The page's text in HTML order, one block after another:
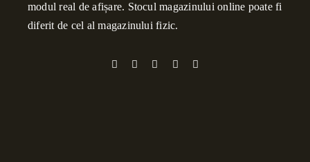
modul real de afișare. Stocul magazinului online poate fi
diferit de cel al magazinului fizic.